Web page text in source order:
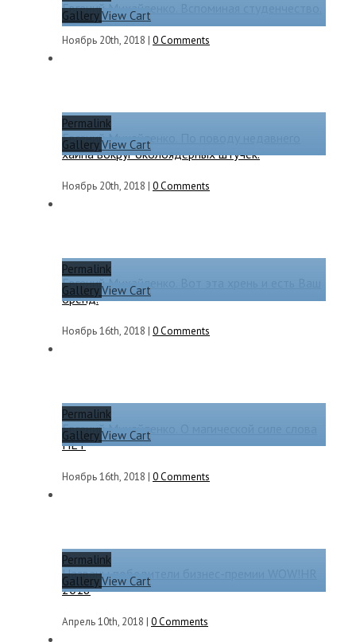
GalleryView Cart
Евгений Михайленко. Вспоминая студенчество.
Ноябрь 20th, 2018 | 0 Comments
Permalink
GalleryView Cart
Евгений Михайленко. По поводу недавнего
хайпа вокруг околоядерных штучек.
Ноябрь 20th, 2018 | 0 Comments
Permalink
GalleryView Cart
Евгений Михайленко. Вот эта хрень и есть Ваш
бренд.
Ноябрь 16th, 2018 | 0 Comments
Permalink
GalleryView Cart
Евгений Михайленко. О магической силе слова
НЕТ
Ноябрь 16th, 2018 | 0 Comments
Permalink
GalleryView Cart
Названы победители бизнес-премии WOW!HR
2018
Апрель 10th, 2018 | 0 Comments